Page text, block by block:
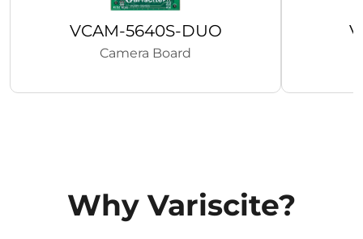
VCAM-5640S-DUO
Camera Board
Why Variscite?